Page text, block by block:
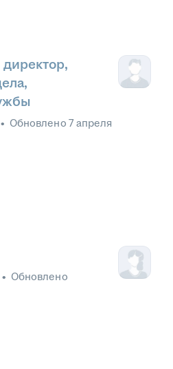
• Обновлено 7 апреля
• Обновлено